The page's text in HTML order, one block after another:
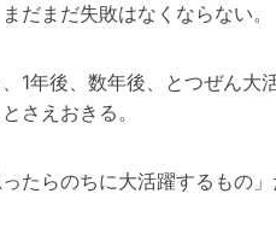
だまだ失敗はなくならない。
1年後、数年後、とつぜん大
さえおきる。
たらのちに大活躍するもの」